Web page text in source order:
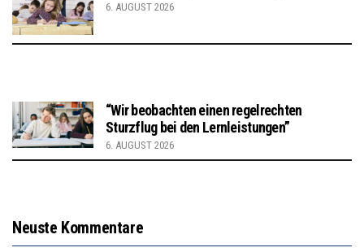
6. AUGUST 2026
“Wir beobachten einen regelrechten
Sturzflug bei den Lernleistungen”
6. AUGUST 2026
Neuste Kommentare